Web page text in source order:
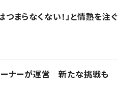
らなくない！」と情熱を注ぐ
ーナーが運営 新たな挑戦も